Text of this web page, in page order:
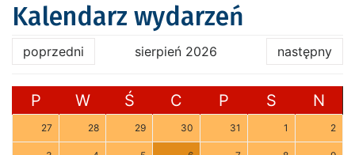
Kalendarz wydarzeń
poprzedni sierpień 2026 następny
P W Ś C P S N
27 28 29 30 31 1 2